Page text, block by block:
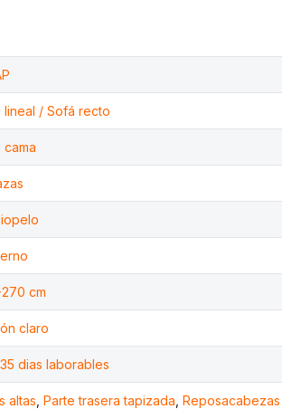
lineal / Sofá recto
cama
cm
claro
dias laborables
altas, Parte trasera tapizada,